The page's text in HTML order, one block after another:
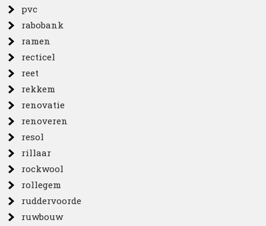
pvc
rabobank
ramen
recticel
reet
rekkem
renovatie
renoveren
resol
rillaar
rockwool
rollegem
ruddervoorde
ruwbouw